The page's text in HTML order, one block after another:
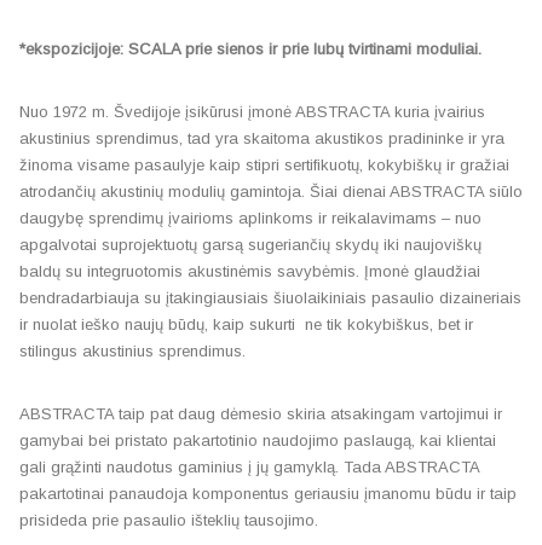
*ekspozicijoje: SCALA prie sienos ir prie lubų tvirtinami moduliai.
Nuo 1972 m. Švedijoje įsikūrusi įmonė ABSTRACTA kuria įvairius
akustinius sprendimus, tad yra skaitoma akustikos pradininke ir yra
žinoma visame pasaulyje kaip stipri sertifikuotų, kokybiškų ir gražiai
atrodančių akustinių modulių gamintoja. Šiai dienai ABSTRACTA siūlo
daugybę sprendimų įvairioms aplinkoms ir reikalavimams – nuo
apgalvotai suprojektuotų garsą sugeriančių skydų iki naujoviškų
baldų su integruotomis akustinėmis savybėmis. Įmonė glaudžiai
bendradarbiauja su įtakingiausiais šiuolaikiniais pasaulio dizaineriais
ir nuolat ieško naujų būdų, kaip sukurti ne tik kokybiškus, bet ir
stilingus akustinius sprendimus.
ABSTRACTA taip pat daug dėmesio skiria atsakingam vartojimui ir
gamybai bei pristato pakartotinio naudojimo paslaugą, kai klientai
gali grąžinti naudotus gaminius į jų gamyklą. Tada ABSTRACTA
pakartotinai panaudoja komponentus geriausiu įmanomu būdu ir taip
prisideda prie pasaulio išteklių tausojimo.